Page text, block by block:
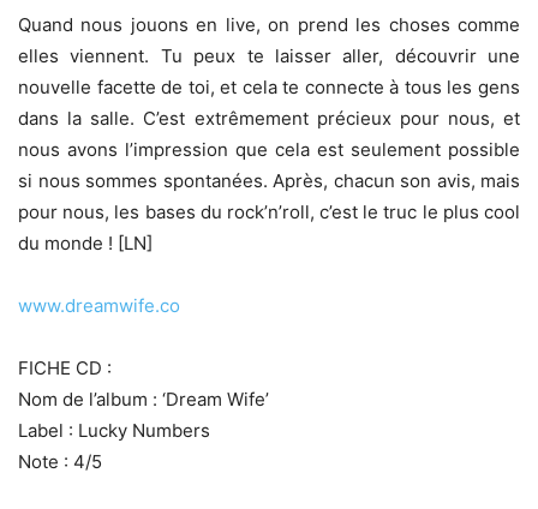
Quand nous jouons en live, on prend les choses comme
elles viennent. Tu peux te laisser aller, découvrir une
nouvelle facette de toi, et cela te connecte à tous les gens
dans la salle. C’est extrêmement précieux pour nous, et
nous avons l’impression que cela est seulement possible
si nous sommes spontanées. Après, chacun son avis, mais
pour nous, les bases du rock’n’roll, c’est le truc le plus cool
du monde ! [LN]
www.dreamwife.co
FICHE CD :
Nom de l’album : ‘Dream Wife’
Label : Lucky Numbers
Note : 4/5